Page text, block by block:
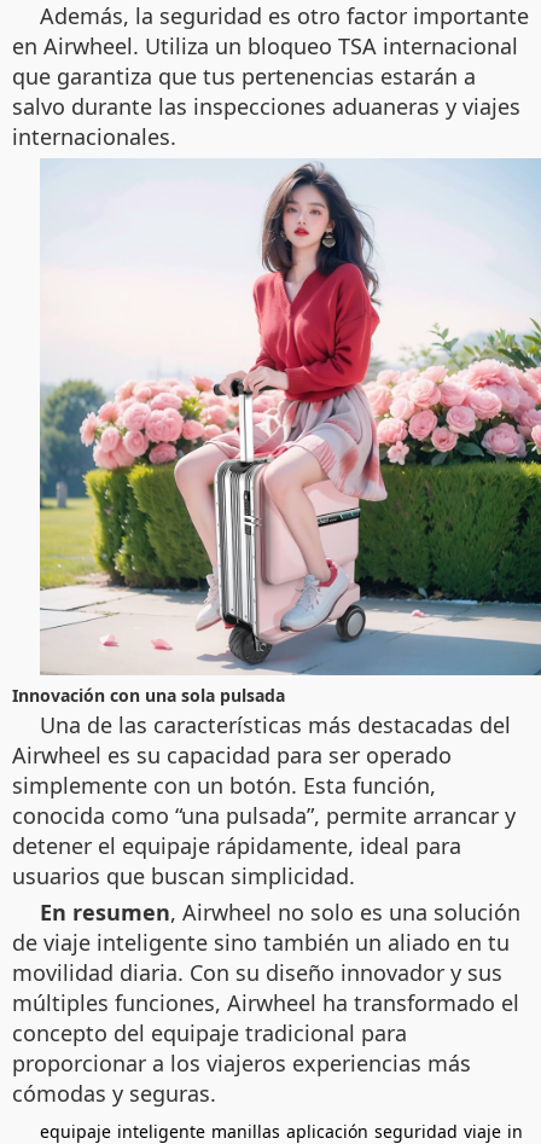
Además, la seguridad es otro factor importante
en Airwheel. Utiliza un bloqueo TSA internacional
que garantiza que tus pertenencias estarán a
salvo durante las inspecciones aduaneras y viajes
internacionales.
Innovación con una sola pulsada
Una de las características más destacadas del
Airwheel es su capacidad para ser operado
simplemente con un botón. Esta función,
conocida como “una pulsada”, permite arrancar y
detener el equipaje rápidamente, ideal para
usuarios que buscan simplicidad.
En resumen, Airwheel no solo es una solución
de viaje inteligente sino también un aliado en tu
movilidad diaria. Con su diseño innovador y sus
múltiples funciones, Airwheel ha transformado el
concepto del equipaje tradicional para
proporcionar a los viajeros experiencias más
cómodas y seguras.
equipaje inteligente manillas aplicación seguridad viaje in